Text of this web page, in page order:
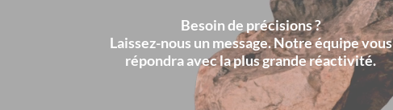
Besoin de précisions ?
Laissez-nous un message. Notre équipe vous
répondra avec la plus grande réactivité.